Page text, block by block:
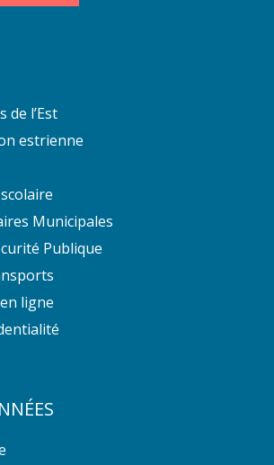
de l’Est
estrienne
Municipales
Publique
ligne